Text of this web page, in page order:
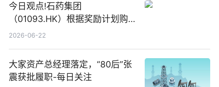
今日观点!石药集团
（01093.HK）根据奖励计划购
回580万股
2026-06-22
大家资产总经理落定，“80后”张
震获批履职-每日关注